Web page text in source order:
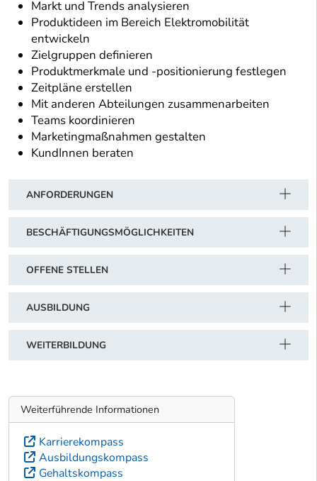
Markt und Trends analysieren
Produktideen im Bereich Elektromobilität
entwickeln
Zielgruppen definieren
Produktmerkmale und -positionierung festlegen
Zeitpläne erstellen
Mit anderen Abteilungen zusammenarbeiten
Teams koordinieren
Marketingmaßnahmen gestalten
KundInnen beraten
ANFORDERUNGEN
BESCHÄFTIGUNGSMÖGLICHKEITEN
OFFENE STELLEN
AUSBILDUNG
WEITERBILDUNG
Weiterführende Informationen
Karrierekompass
Ausbildungskompass
Gehaltskompass